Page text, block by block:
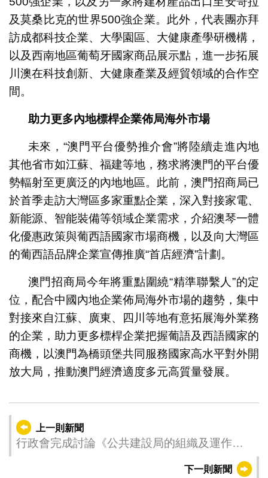
及莫桑比克的世界500強企業。此外，代表團亦拜
訪成都科技企業、大學園區、大健康產學研機構，
以及西南地區葡萄牙國家商品展示點，進一步拓展
川澳在科技創新、大健康產業及經貿領域的合作空
間。
助力更多內地標桿企業佈局海外市場
未來，“澳門平台優勢推介會”將陸續走進內地
其他省市如江蘇、福建等地，務求將澳門的平台優
勢輻射至更廣泛的內地地區。此前，澳門招商局已
於首季走訪大灣區多家重點企業，深入對接家電、
新能源、智能裝備等領域企業需求，介紹澳琴一體
化優惠政策與葡西語國家市場商機，以及向大灣區
的葡西語品牌企業宣傳推廣“首店經濟”計劃。
澳門招商局今年將重點圍繞“精準聯繫人”的定
位，配合中國內地企業佈局海外市場的趨勢，集中
對接來自江蘇、廣東、四川等地有意拓展海外業務
的企業，助力更多標桿企業把握葡語及西語國家的
商機，以澳門為橋頭堡共同服務國家高水平對外開
放大局，推動澳門經濟適度多元高質量發展。
上一則新聞
行政會完成討論《公共建設局的組織及運作》
下一則新聞